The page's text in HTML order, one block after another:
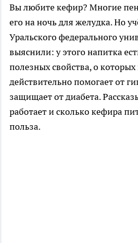
Вы любите кефир? Многие
его на ночь для желудка. Но
Уральского федерального
выяснили: у этого напитка
полезных свойства, о
действительно помогает от
защищает от диабета.
работает и сколько кефира
польза.